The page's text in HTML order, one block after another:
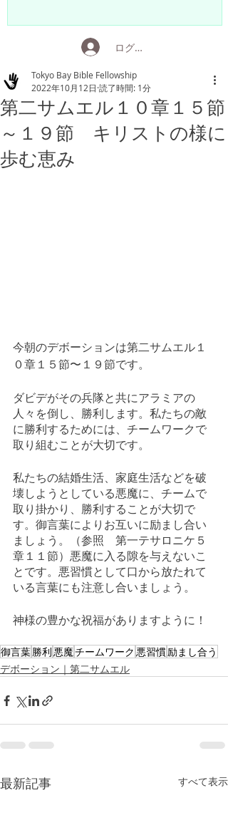
ログイン
第二サムエル１０章１５節
～１９節 キリストの様に
歩む恵み
Tokyo Bay Bible Fellowship
2022年10月12日 読了時間: 1分
今朝のデボーションは第二サムエル１
０章１５節〜１９節です。
ダビデがその兵隊と共にアラミアの
人々を倒し、勝利します。私たちの敵
に勝利するためには、チームワークで
取り組むことが大切です。
私たちの結婚生活、家庭生活などを破
壊しようとしている悪魔に、チームで
取り掛かり、勝利することが大切で
す。御言葉によりお互いに励まし合い
ましょう。（参照　第一テサロニケ５
章１１節）悪魔に入る隙を与えないこ
とです。悪習慣として口から放たれて
いる言葉にも注意し合いましょう。
神様の豊かな祝福がありますように！
御言葉勝利悪魔チームワーク 悪習慣励まし合う
デボーション｜第二サムエル
最新記事 すべて表示